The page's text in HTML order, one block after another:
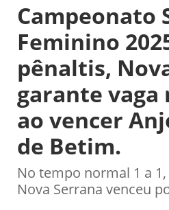
Campeonato
Feminino
pênaltis,
garante vaga
ao vencer
de Betim.
No tempo normal 1 a
Nova Serrana venceu